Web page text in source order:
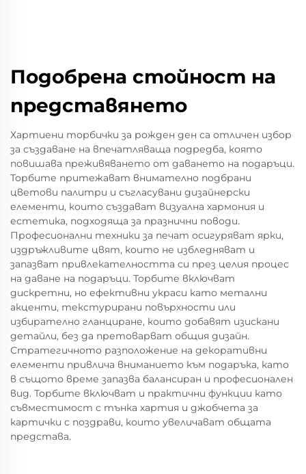
Подобрена стойност на
представянето
Хартиени торбички за рожден ден са отличен избор
за създаване на впечатляваща подредба, която
повишава преживяването от даването на подаръци.
Торбите притежават внимателно подбрани
цветови палитри и съгласувани дизайнерски
елементи, които създават визуална хармония и
естетика, подходяща за празнични поводи.
Професионални техники за печат осигуряват ярки,
издръжливите цвят, които не избледняват и
запазват привлекателността си през целия процес
на даване на подаръци. Торбите включват
дискретни, но ефективни украси като метални
акценти, текстурирани повърхности или
избирателно гланциране, които добавят изискани
детайли, без да претоварват общия дизайн.
Стратегичното разположение на декоративни
елементи привлича вниманието към подаръка, като
в същото време запазва балансиран и професионален
вид. Торбите включват и практични функции като
съвместимост с тънка хартия и джобчета за
картички с поздрави, които увеличават общата
представа.